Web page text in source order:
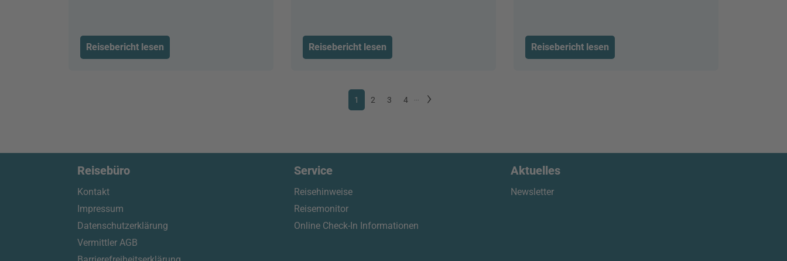
Reisebericht lesen Reisebericht lesen Reisebericht lesen
1 2 3 4
Reisebüro
Kontakt
Impressum
Datenschutzerklärung
Vermittler AGB
Service
Reisehinweise
Reisemonitor
Online Check-In Informationen
Aktuelles
Newsletter